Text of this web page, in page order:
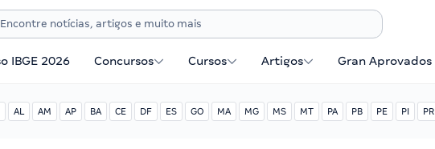
IBGE 2026 Concursos Cursos Artigos Gran Aprovados
AL AM AP BA CE DF ES GO MA MG MS MT PA PB PE PI PR